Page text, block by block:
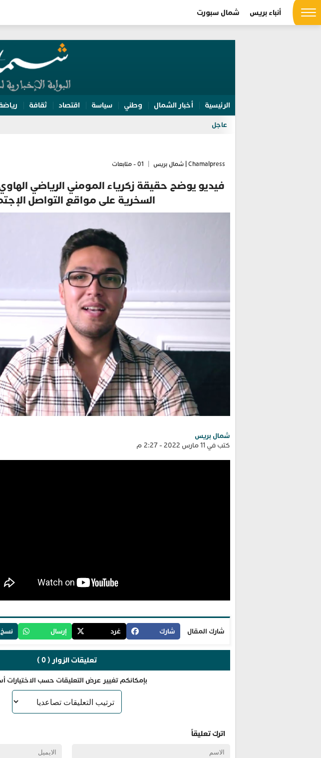
أنباء بريس شمال سبورت
الرئيسية أخبار الشمال وطني سياسة اقتصاد ثقافة
عاجل
Chamalpress | شمال بريس 01 - متابعات
فيديو يوضح حقيقة زكرياء المومني الرياضي
السخرية على مواقع التواصل
شمال بريس
كتب في 11 مارس 2022 - 2:27 م
شارك المقال شارك غرد إرسال نسخ
تعليقات الزوار ( 0 )
بإمكانكم تغيير عرض التعليقات حسب الاختيارات
اترك تعليقاً